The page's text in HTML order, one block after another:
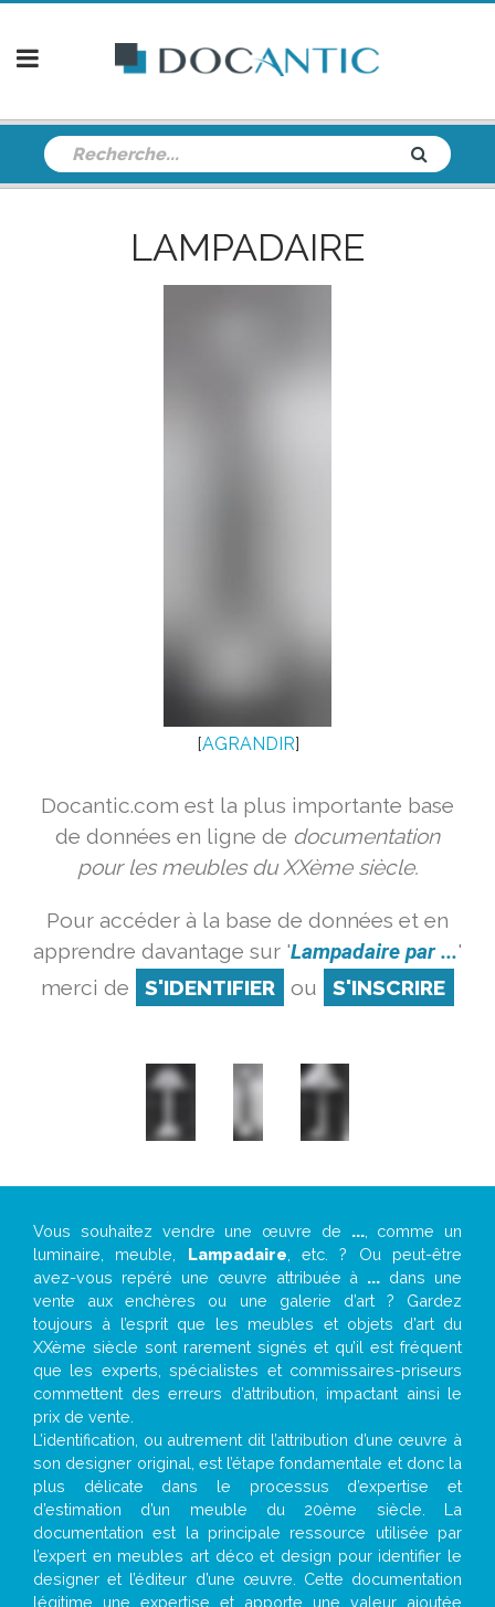
LAMPADAIRE
[AGRANDIR]
Docantic.com est la plus importante base
de données en ligne de documentation
pour les meubles du XXème siècle.
Pour accéder à la base de données et en
apprendre davantage sur 'Lampadaire par ...'
merci de
S'IDENTIFIER ou S'INSCRIRE
Vous souhaitez vendre une œuvre de ..., comme un
luminaire, meuble, Lampadaire , etc. ? Ou peut-être
avez-vous repéré une œuvre attribuée à ... dans une
vente aux enchères ou une galerie d’art ? Gardez
toujours à l’esprit que les meubles et objets d’art du
XXème siècle sont rarement signés et qu’il est fréquent
que les experts, spécialistes et commissaires-priseurs
commettent des erreurs d’attribution, impactant ainsi le
prix de vente.
L’identification, ou autrement dit l’attribution d’une œuvre à
son designer original, est l’étape fondamentale et donc la
plus délicate dans le processus d’expertise et
d’estimation d’un meuble du 20ème siècle. La
documentation est la principale ressource utilisée par
l’expert en meubles art déco et design pour identifier le
designer et l’éditeur d’une œuvre. Cette documentation
légitime une expertise et apporte une valeur ajoutée